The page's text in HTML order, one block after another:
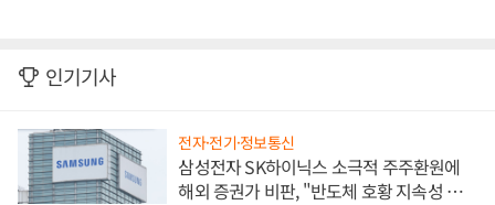
인기기사
전자·전기·정보통신
삼성전자 SK하이닉스 소극적 주주환원에
해외 증권가 비판, "반도체 호황 지속성 의